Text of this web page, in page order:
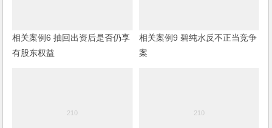
相关案例6 抽回出资后是否仍享
有股东权益
相关案例9 碧纯水反不正当竞争
案